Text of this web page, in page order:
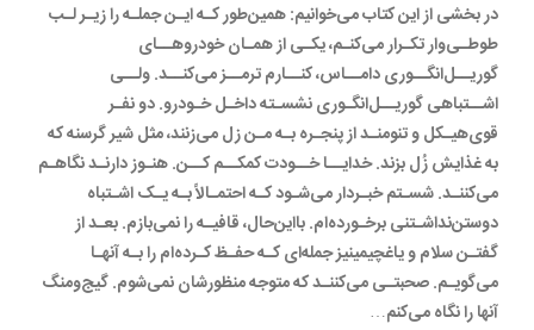
در بخشی از این کتاب می‌خوانیم: همین‌طور کـه ایـن جملـه را زیـر لـب
طوطـی‌وار تکـرار می‌کنـم، یکـی از همـان خودروهــای
گوریــل‌انگــوری دامــاس، کنــارم ترمــز می‌کنــد. ولــی
اشــتباهی گوریــل‌انگـوری نشسـته داخـل خـودرو. دو نفـر
قوی‌هیـکل و تنومنـد از پنجـره بـه مـن زل می‌زنند، مثل شیر گرسنه که
به غذایش زُل بزند. خدایــا خــودت کمکــم کــن. هنـوز دارنـد نگاهـم
می‌کننـد. شسـتم خبـردار می‌شـود کـه احتمـالاً بـه یـک اشـتباه
دوستن‌نداشـتنی برخـورده‌ا‌م. بااین‌حال، قافیـه را نمی‌بازم. بعـد از
گفتـن سلام و یاغچیمینیز جمله‌ای کـه حفـظ کـرده‌ام را بـه آنهـا
می‌گویـم. صحبتـی می‌کننـد که متوجه منظورشان نمی‌شوم. گیج‌ومنگ
آنها را نگاه می‌کنم…